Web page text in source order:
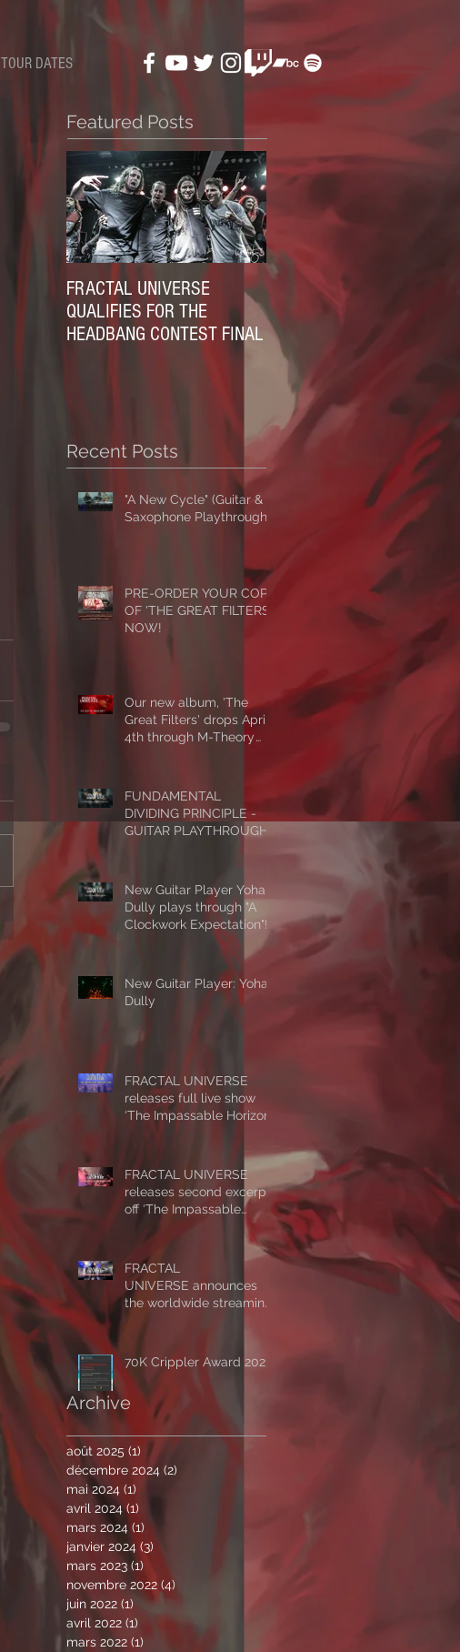
TOUR DATES
Featured Posts
FRACTAL UNIVERSE
QUALIFIES FOR THE
HEADBANG CONTEST FINAL
Recent Posts
"A New Cycle" (Guitar &
Saxophone Playthrough)
PRE-ORDER YOUR COPY
OF 'THE GREAT FILTERS'
NOW!
Our new album, 'The
Great Filters' drops April
4th through M-Theory
NOW PLAYING!
FUNDAMENTAL
DIVIDING PRINCIPLE -
GUITAR PLAYTHROUGH
New Guitar Player Yohan
Dully plays through "A
Clockwork Expectation"!
New Guitar Player: Yohan
Dully
FRACTAL UNIVERSE
releases full live show
‘The Impassable Horizon
FRACTAL UNIVERSE
releases second excerpt
off ‘The Impassable
‘Symmetrical
Masquerade’
FRACTAL
UNIVERSE announces
the worldwide streaming
excerpt of the show ‘A
Clockwork Expectation’.
70K Crippler Award 2023
Archive
août 2025 (1) 1 post
décembre 2024 (2)
mai 2024 (1)
avril 2024 (1)
mars 2024 (1) 1 post
janvier 2024 (3)
mars 2023 (1)
novembre 2022 (4)
juin 2022 (1) 1 post
avril 2022 (1)
mars 2022 (1)